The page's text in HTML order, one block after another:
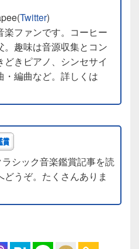
Twitter)
ファンです。コーヒー
。趣味は音源収集とコン
きピアノ、シンセサイ
編曲など。詳しくは
シック音楽鑑賞記事を読
うぞ。たくさんありま